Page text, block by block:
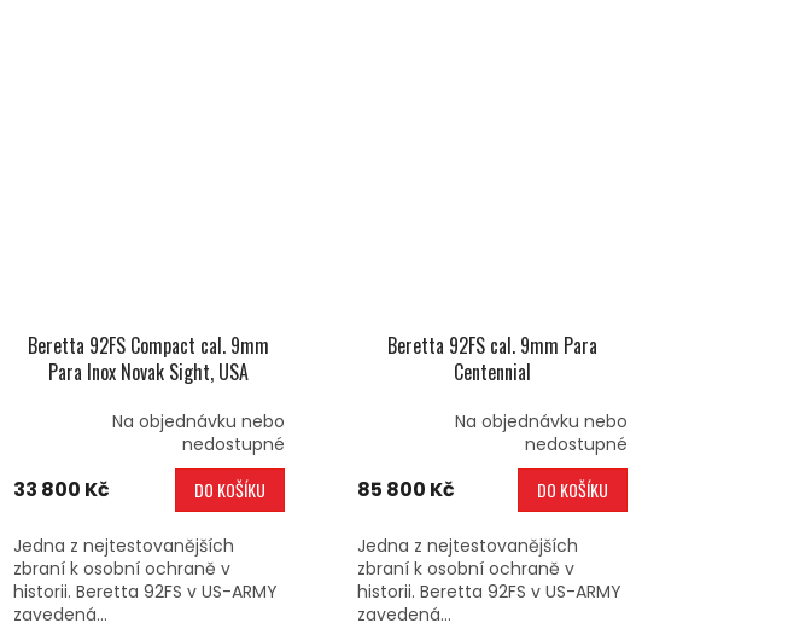
Beretta 92FS Compact cal. 9mm
Para Inox Novak Sight, USA
Na objednávku nebo
nedostupné
33 800 Kč DO KOŠÍKU
Jedna z nejtestovanějších
zbraní k osobní ochraně v
historii. Beretta 92FS v US-ARMY
zavedená...
Beretta 92FS cal. 9mm Para
Centennial
Na objednávku nebo
nedostupné
85 800 Kč DO KOŠÍKU
Jedna z nejtestovanějších
zbraní k osobní ochraně v
historii. Beretta 92FS v US-ARMY
zavedená...